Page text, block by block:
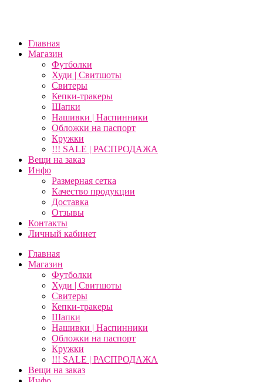
Главная
Магазин
Футболки
Худи | Свитшоты
Свитеры
Кепки-тракеры
Шапки
Нашивки | Наспинники
Обложки на паспорт
Кружки
!!! SALE | РАСПРОДАЖА
Вещи на заказ
Инфо
Размерная сетка
Качество продукции
Доставка
Отзывы
Контакты
Личный кабинет
Главная
Магазин
Футболки
Худи | Свитшоты
Свитеры
Кепки-тракеры
Шапки
Нашивки | Наспинники
Обложки на паспорт
Кружки
!!! SALE | РАСПРОДАЖА
Вещи на заказ